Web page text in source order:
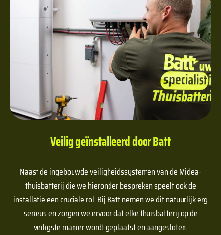
Veilig geïnstalleerd door Batt
Naast de ingebouwde veiligheidssystemen van de Midea-
thuisbatterij die we hieronder bespreken speelt ook de
installatie een cruciale rol. Bij Batt nemen we dit natuurlijk erg
serieus en zorgen we ervoor dat elke thuisbatterij op de
veiligste manier wordt geplaatst en aangesloten.